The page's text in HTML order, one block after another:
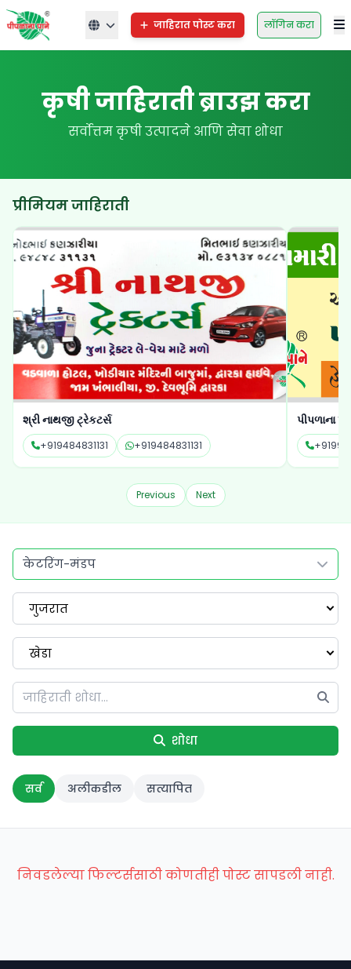
जाहिरात पोस्ट करा लॉगिन करा
कृषी जाहिराती ब्राउझ करा
सर्वोत्तम कृषी उत्पादने आणि सेवा शोधा
प्रीमियम जाहिराती
શ્રી નાથજી ટ્રેકટર્સ
+919484831131 +919484831131
પીપળાના
Previous Next
केटरिंग-मंडप
गुजरात
खेडा
शोधा
सर्व अलीकडील सत्यापित
निवडलेल्या फिल्टर्ससाठी कोणतीही पोस्ट सापडली नाही.